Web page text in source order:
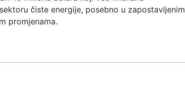
čiste energije, posebno u zapostavljenim
promjenama.